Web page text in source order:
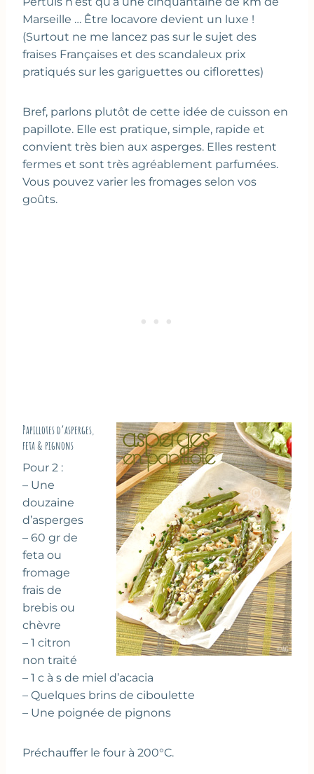
Marseille … Être locavore devient un luxe !
(Surtout ne me lancez pas sur le sujet des
fraises Françaises et des scandaleux prix
pratiqués sur les gariguettes ou ciflorettes)
Bref, parlons plutôt de cette idée de cuisson en
papillote. Elle est pratique, simple, rapide et
convient très bien aux asperges. Elles restent
fermes et sont très agréablement parfumées.
Vous pouvez varier les fromages selon vos
goûts.
Papillotes d’asperges,
feta & pignons
Pour 2 :
– Une
douzaine
d’asperges
– 60 gr de
feta ou
fromage
frais de
brebis ou
chèvre
– 1 citron
non traité
– 1 c à s de miel d’acacia
– Quelques brins de ciboulette
– Une poignée de pignons
Préchauffer le four à 200°C.